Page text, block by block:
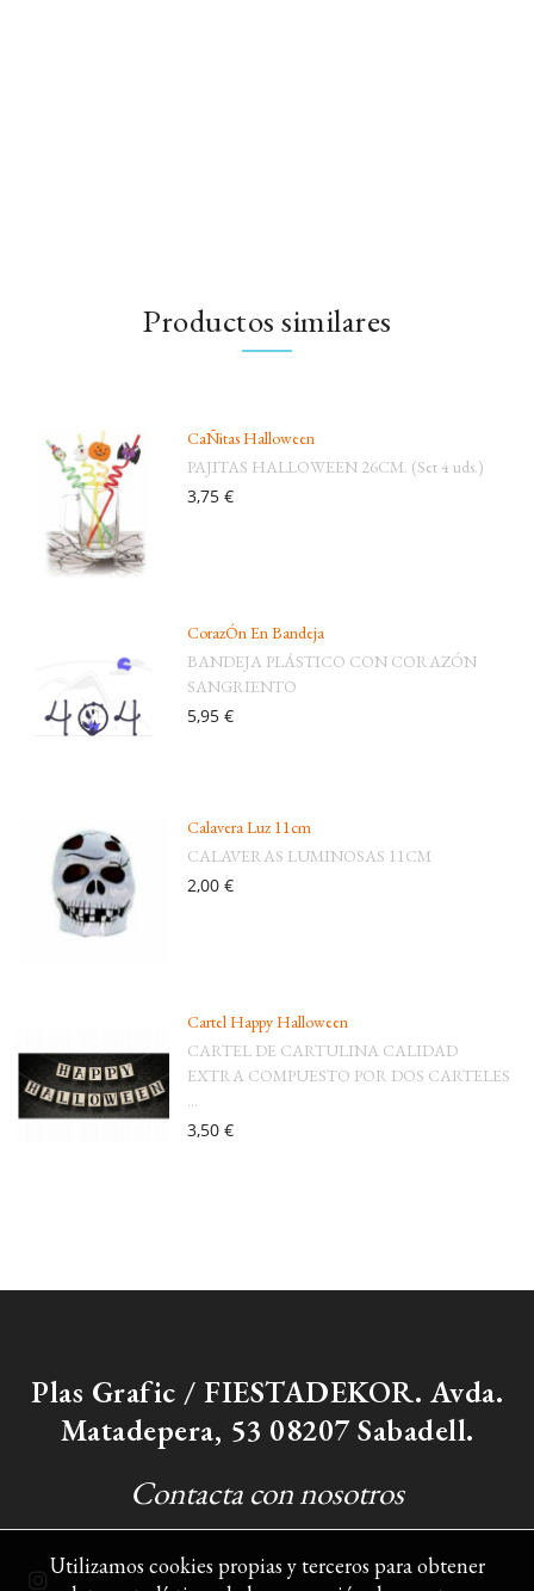
Productos similares
CaÑitas Halloween
PAJITAS HALLOWEEN 26CM. (Set 4 uds.)
3,75 €
CorazÓn En Bandeja
BANDEJA PLÁSTICO CON CORAZÓN
SANGRIENTO
5,95 €
Calavera Luz 11cm
CALAVERAS LUMINOSAS 11CM
2,00 €
Cartel Happy Halloween
CARTEL DE CARTULINA CALIDAD
EXTRA COMPUESTO POR DOS CARTELES
...
3,50 €
Plas Grafic / FIESTADEKOR. Avda.
Matadepera, 53 08207 Sabadell.
Contacta con nosotros
Utilizamos cookies propias y terceros para obtener